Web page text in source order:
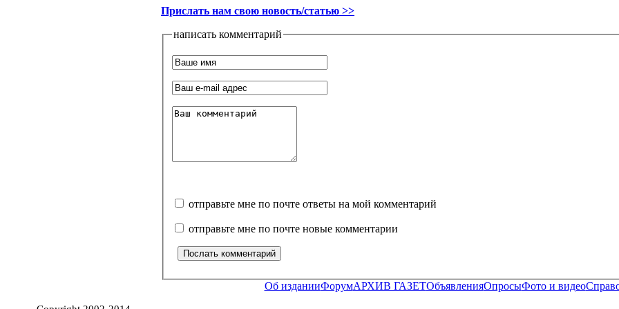
Прислать нам свою новость/статью >>
написать комментарий
отправьте мне по почте ответы на мой комментарий
отправьте мне по почте новые комментарии
Об изданииФорумАРХИВ ГАЗЕТОбъявленияОпросыФото и видео